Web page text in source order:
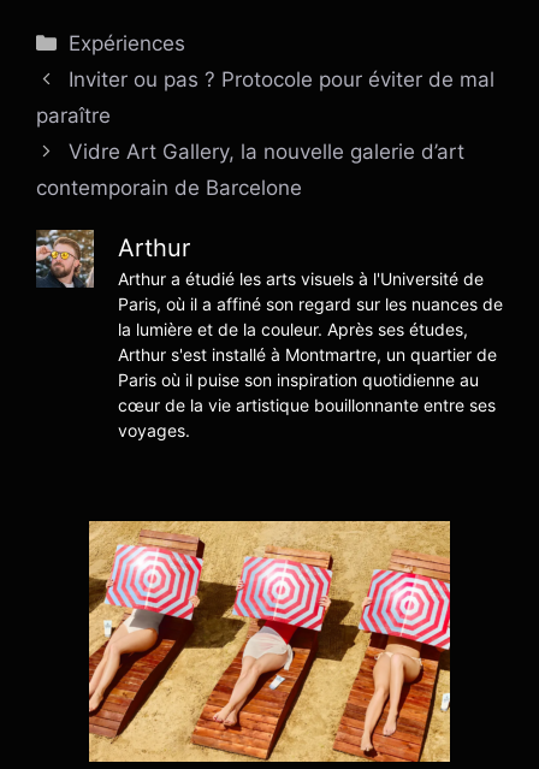
Catégories
Expériences
Inviter ou pas ? Protocole pour éviter de mal
paraître
Vidre Art Gallery, la nouvelle galerie d’art
contemporain de Barcelone
Arthur
Arthur a étudié les arts visuels à l'Université de
Paris, où il a affiné son regard sur les nuances de
la lumière et de la couleur. Après ses études,
Arthur s'est installé à Montmartre, un quartier de
Paris où il puise son inspiration quotidienne au
cœur de la vie artistique bouillonnante entre ses
voyages.